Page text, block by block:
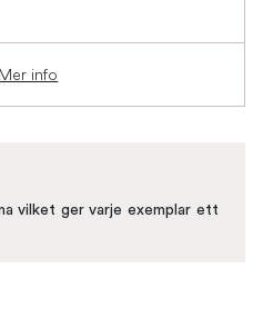
Mer info
vilket ger varje exemplar ett